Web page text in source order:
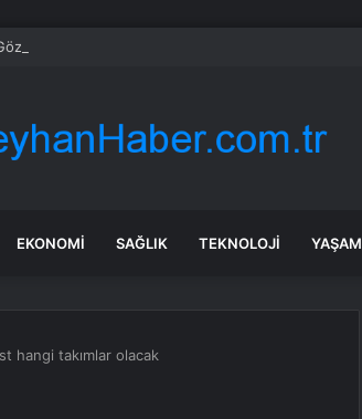
Doldurdu
EKONOMI SAĞLIK TEKNOLOJI YAŞAM
hangi takımlar olacak